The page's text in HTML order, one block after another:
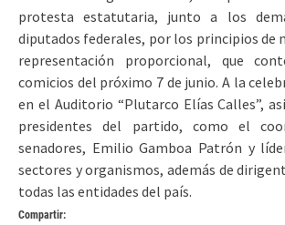
protesta estatutaria, junto a los
diputados federales, por los principios de
representación proporcional, que
comicios del próximo 7 de junio. A la
en el Auditorio “Plutarco Elías Calles”,
presidentes del partido, como el
senadores, Emilio Gamboa Patrón y
sectores y organismos, además de
todas las entidades del país.
Compartir: